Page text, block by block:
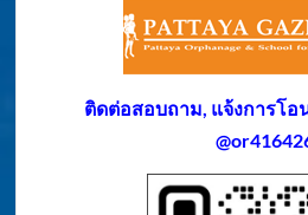
ติดต่อสอบถาม, แจ้งการโอ